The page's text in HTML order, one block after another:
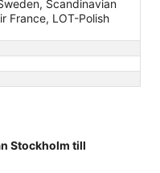
Scandinavian
France, LOT-Polish
Stockholm till